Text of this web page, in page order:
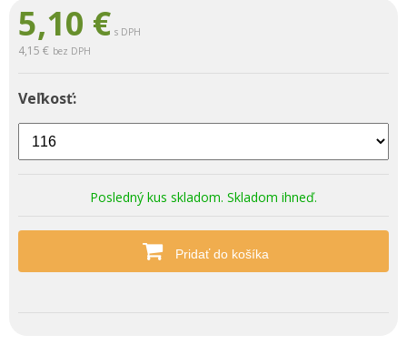
5,10 € s DPH
4,15 € bez DPH
Veľkosť:
Posledný kus skladom. Skladom ihneď.
Pridať do košíka